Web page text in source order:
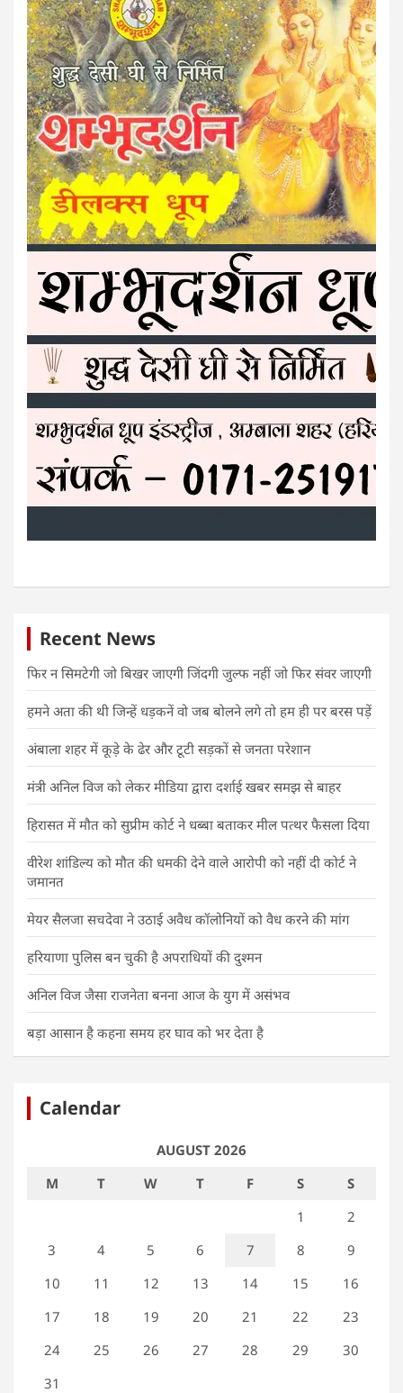
Recent News
फिर न सिमटेगी जो बिखर जाएगी जिंदगी जुल्फ नहीं जो फिर संवर जाएगी
हमने अता की थी जिन्हें धड़कनें वो जब बोलने लगे तो हम ही पर बरस पड़ें
अंबाला शहर में कूड़े के ढेर और टूटी सड़कों से जनता परेशान
मंत्री अनिल विज को लेकर मीडिया द्वारा दर्शाई खबर समझ से बाहर
हिरासत में मौत को सुप्रीम कोर्ट ने धब्बा बताकर मील पत्थर फैसला दिया
वीरेश शांडिल्य को मौत की धमकी देने वाले आरोपी को नहीं दी कोर्ट ने
जमानत
मेयर सैलजा सचदेवा ने उठाई अवैध कॉलोनियों को वैध करने की मांग
हरियाणा पुलिस बन चुकी है अपराधियों की दुश्मन
अनिल विज जैसा राजनेता बनना आज के युग में असंभव
बड़ा आसान है कहना समय हर घाव को भर देता है
Calendar
AUGUST 2026
M
T W T F S
S
1
2
3
4 5 6 7 8
9
10
11 12 13 14 15
16
17
18 19 20 21 22
23
24
25 26 27 28 29
30
31